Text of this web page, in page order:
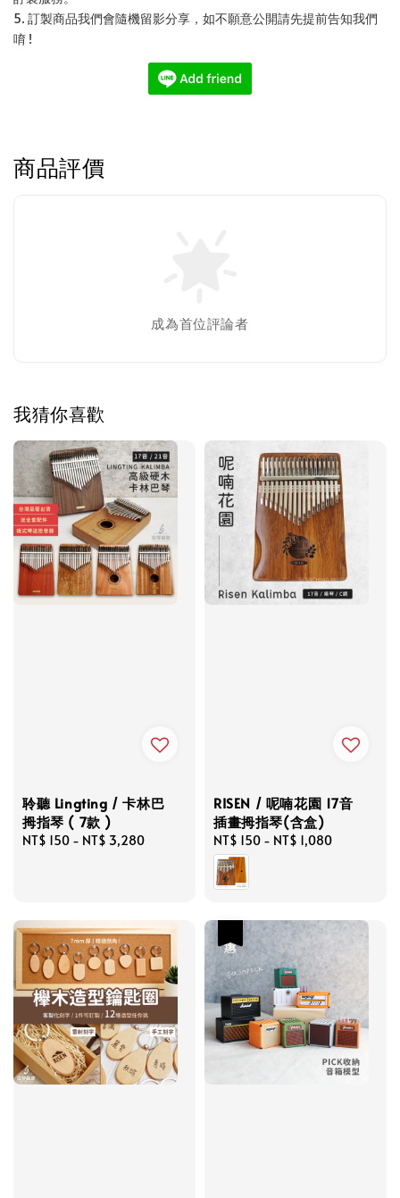
5. 訂製商品我們會隨機留影分享，如不願意公開請先提前告知我們
唷 !
商品評價
成為首位評論者
我猜你喜歡
聆聽 Lingting / 卡林巴
拇指琴 ( 7款 )
Regular
NT$ 150 - NT$ 3,280
RISEN / 呢喃花園 17音
插畫拇指琴(含盒)
Regular
price
NT$ 150 - NT$ 1,080